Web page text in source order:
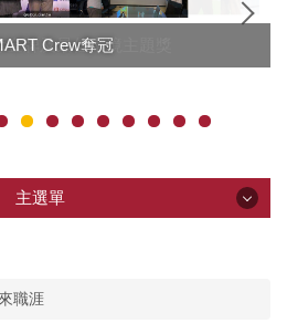
牌及最佳環境主題獎
Crew奪冠
主選單
職涯